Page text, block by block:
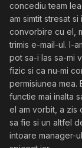
concediu team
am simtit stresat
convorbire cu el,
trimis e-mail-ul. I-
pot sa-i las sa-mi
fizic si ca nu-mi
permisiunea mea.
functie mai inalta
el am vorbit, a zis
sa fie si un altfel
intoare manager-